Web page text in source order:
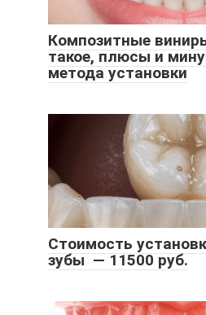
Композитные
такое, плюсы и
метода установки
Стоимость
зубы — 11500 руб.